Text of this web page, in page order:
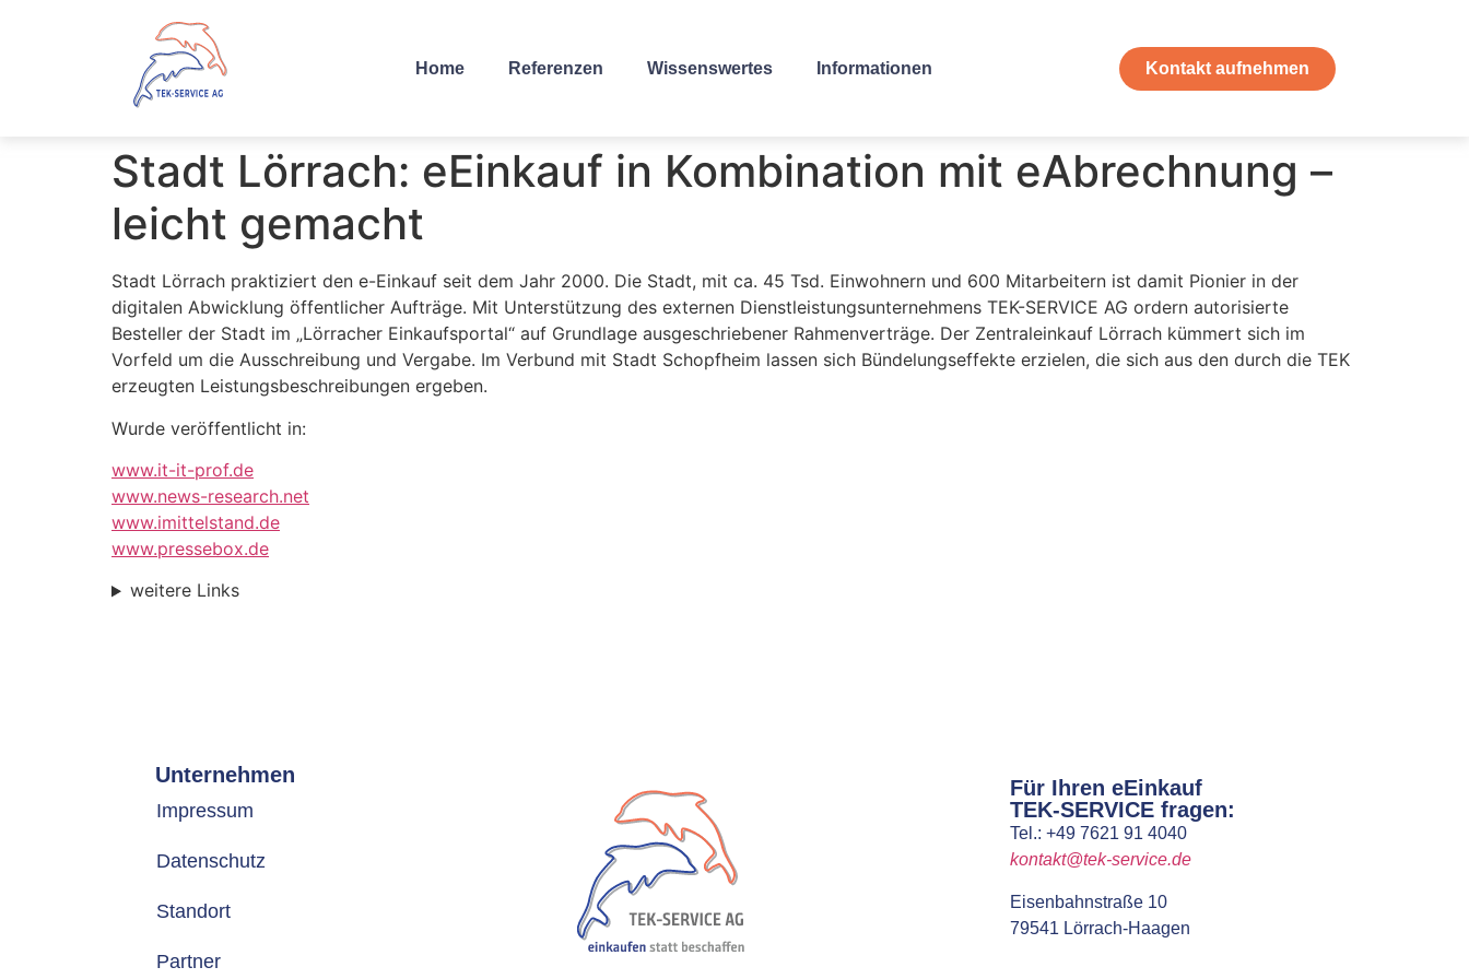
Home Referenzen Wissenswertes Informationen Kontakt aufnehmen
Stadt Lörrach: eEinkauf in Kombination mit eAbrechnung –
leicht gemacht
Stadt Lörrach praktiziert den e-Einkauf seit dem Jahr 2000. Die Stadt, mit ca. 45 Tsd. Einwohnern und 600 Mitarbeitern ist damit Pionier in der
digitalen Abwicklung öffentlicher Aufträge. Mit Unterstützung des externen Dienstleistungsunternehmens TEK-SERVICE AG ordern autorisierte
Besteller der Stadt im „Lörracher Einkaufsportal“ auf Grundlage ausgeschriebener Rahmenverträge. Der Zentraleinkauf Lörrach kümmert sich im
Vorfeld um die Ausschreibung und Vergabe. Im Verbund mit Stadt Schopfheim lassen sich Bündelungseffekte erzielen, die sich aus den durch die TEK
erzeugten Leistungsbeschreibungen ergeben.
Wurde veröffentlicht in:
www.it-it-prof.de
www.news-research.net
www.imittelstand.de
www.pressebox.de
weitere Links
Unternehmen
Impressum
Datenschutz
Standort
Partner
Für Ihren eEinkauf
TEK-SERVICE fragen:
Tel.: +49 7621 91 4040
kontakt@tek-service.de
Eisenbahnstraße 10
79541 Lörrach-Haagen